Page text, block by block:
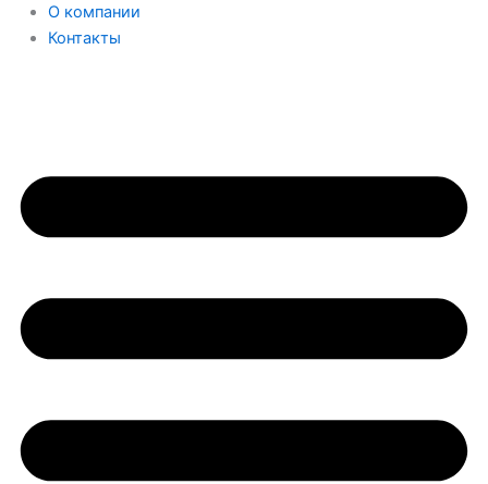
О компании
Контакты